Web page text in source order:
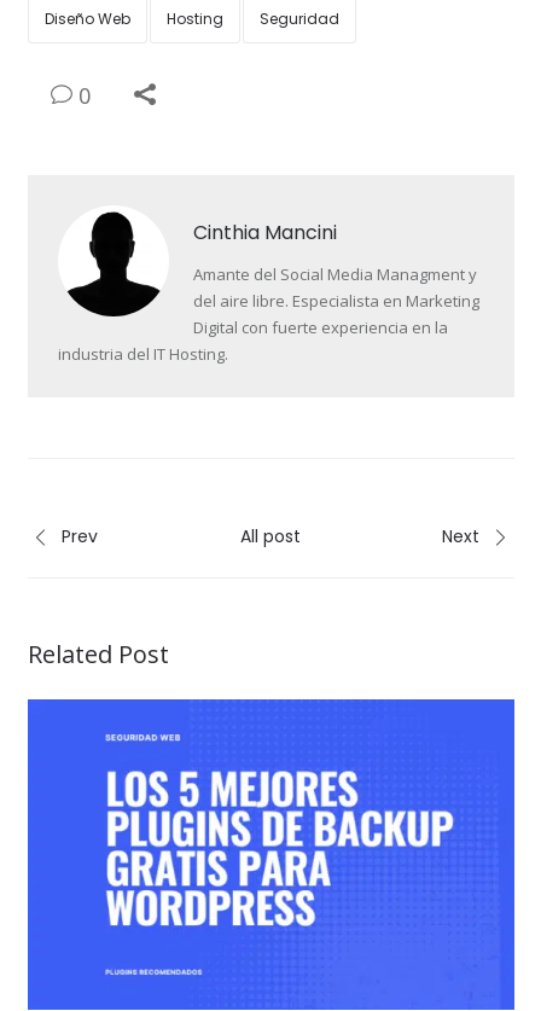
Diseño Web Hosting Seguridad
0
Cinthia Mancini
Amante del Social Media Managment y
del aire libre. Especialista en Marketing
Digital con fuerte experiencia en la
industria del IT Hosting.
Prev All post Next
Related Post